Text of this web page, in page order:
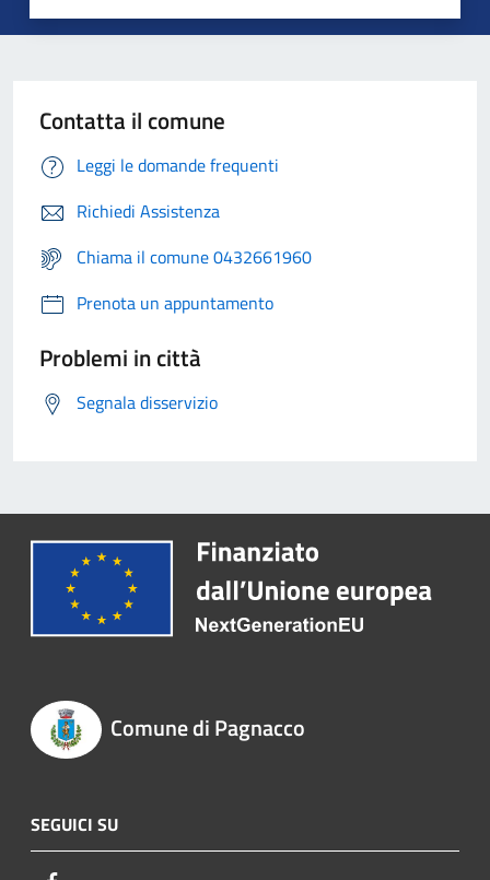
Contatta il comune
Leggi le domande frequenti
Richiedi Assistenza
Chiama il comune 0432661960
Prenota un appuntamento
Problemi in città
Segnala disservizio
Comune di Pagnacco
SEGUICI SU